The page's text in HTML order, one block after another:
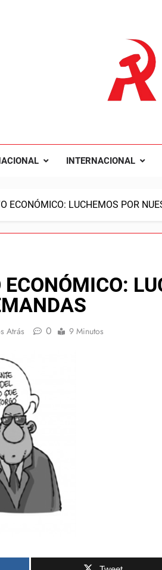
INTERNACIONAL
ECONÓMICO: LUCHEMOS POR
Atrás 0 9 Minutos